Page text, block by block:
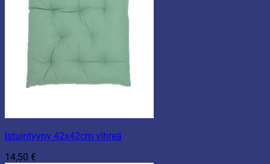
Istuintyyny 42x42cm vihreä
14,50 €